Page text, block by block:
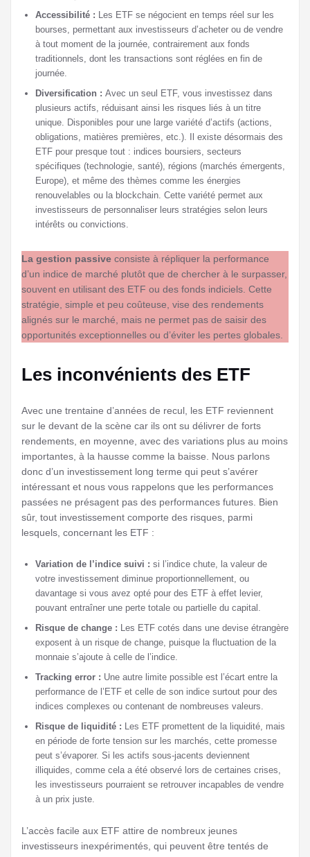
Accessibilité : Les ETF se négocient en temps réel sur les
bourses, permettant aux investisseurs d’acheter ou de vendre
à tout moment de la journée, contrairement aux fonds
traditionnels, dont les transactions sont réglées en fin de
journée.
Diversification : Avec un seul ETF, vous investissez dans
plusieurs actifs, réduisant ainsi les risques liés à un titre
unique. Disponibles pour une large variété d’actifs (actions,
obligations, matières premières, etc.). Il existe désormais des
ETF pour presque tout : indices boursiers, secteurs
spécifiques (technologie, santé), régions (marchés émergents,
Europe), et même des thèmes comme les énergies
renouvelables ou la blockchain. Cette variété permet aux
investisseurs de personnaliser leurs stratégies selon leurs
intérêts ou convictions.
La gestion passive consiste à répliquer la performance
d’un indice de marché plutôt que de chercher à le surpasser,
souvent en utilisant des ETF ou des fonds indiciels. Cette
stratégie, simple et peu coûteuse, vise des rendements
alignés sur le marché, mais ne permet pas de saisir des
opportunités exceptionnelles ou d’éviter les pertes globales.
Les inconvénients des ETF
Avec une trentaine d’années de recul, les ETF reviennent
sur le devant de la scène car ils ont su délivrer de forts
rendements, en moyenne, avec des variations plus au moins
importantes, à la hausse comme la baisse. Nous parlons
donc d’un investissement long terme qui peut s’avérer
intéressant et nous vous rappelons que les performances
passées ne présagent pas des performances futures. Bien
sûr, tout investissement comporte des risques, parmi
lesquels, concernant les ETF :
Variation de l’indice suivi : si l’indice chute, la valeur de
votre investissement diminue proportionnellement, ou
davantage si vous avez opté pour des ETF à effet levier,
pouvant entraîner une perte totale ou partielle du capital.
Risque de change : Les ETF cotés dans une devise étrangère
exposent à un risque de change, puisque la fluctuation de la
monnaie s’ajoute à celle de l’indice.
Tracking error : Une autre limite possible est l’écart entre la
performance de l’ETF et celle de son indice surtout pour des
indices complexes ou contenant de nombreuses valeurs.
Risque de liquidité : Les ETF promettent de la liquidité, mais
en période de forte tension sur les marchés, cette promesse
peut s’évaporer. Si les actifs sous-jacents deviennent
illiquides, comme cela a été observé lors de certaines crises,
les investisseurs pourraient se retrouver incapables de vendre
à un prix juste.
L’accès facile aux ETF attire de nombreux jeunes
investisseurs inexpérimentés, qui peuvent être tentés de